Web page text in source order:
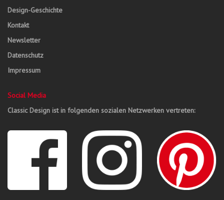
Design-Geschichte
Kontakt
Newsletter
Datenschutz
Impressum
Social Media
Classic Design ist in folgenden sozialen Netzwerken vertreten: